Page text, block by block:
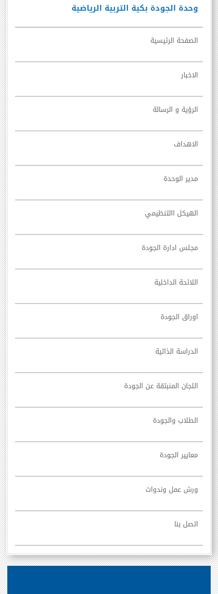
وحدة الجودة بكية التربية الرياضية
الصفحة الرئيسية
الاخبار
الرؤية و الرسالة
الاهداف
مدير الوحدة
الهيكل االتنظيمي
مجلس ادارة الجودة
اللائحة الداخلية
اوراق الجودة
الدراسة الذاتية
اللجان المنبثقة عن الجودة
الطلاب والجودة
معايير الجودة
ورش عمل وندوات
اتصل بنا